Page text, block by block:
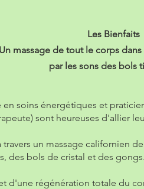
Les Bienfaits
Un massage de tout le corps
par les sons des bols
soins énergétiques et
sont heureuses d'allier
travers un massage californien
des bols de cristal et des gongs.
d'une régénération totale du